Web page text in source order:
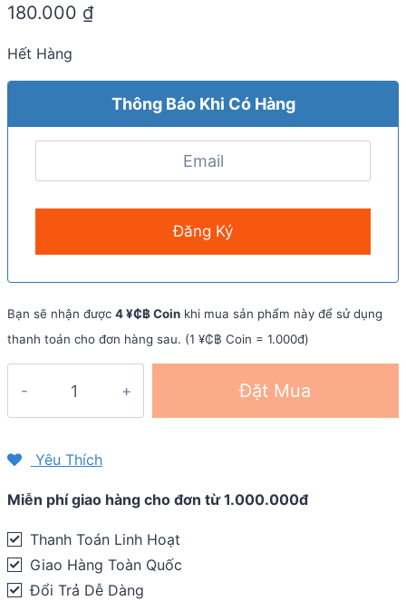
180.000 ₫
Hết Hàng
Thông Báo Khi Có Hàng
Bạn sẽ nhận được 4 ¥₵฿ Coin khi mua sản phẩm này để sử dụng
thanh toán cho đơn hàng sau. (1 ¥₵฿ Coin = 1.000đ)
hồ
Forerunner
955
/
945
Đặt Mua
Yêu Thích
Miễn phí giao hàng cho đơn từ 1.000.000đ
Thanh Toán Linh Hoạt
Giao Hàng Toàn Quốc
Đổi Trả Dễ Dàng